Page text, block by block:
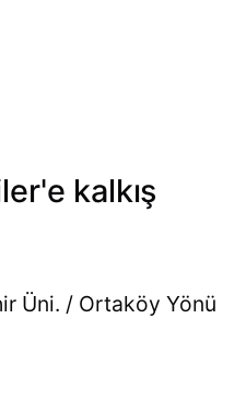
kalkış
Üni. / Ortaköy Yönü